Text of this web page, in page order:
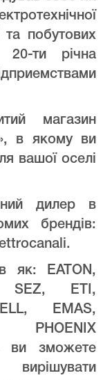
та побутових
ти річна
магазин
в якому ви
вашої оселі
дилер в
брендів:
як: EATON,
SEZ, ETI,
EMAS,
PHOENIX
ви зможете